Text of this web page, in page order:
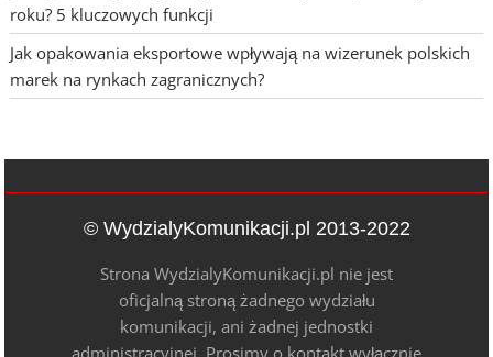
roku? 5 kluczowych funkcji
Jak opakowania eksportowe wpływają na wizerunek polskich
marek na rynkach zagranicznych?
© WydzialyKomunikacji.pl 2013-2022
Strona WydzialyKomunikacji.pl nie jest
oficjalną stroną żadnego wydziału
komunikacji, ani żadnej jednostki